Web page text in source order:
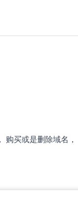
购买或是删除域名